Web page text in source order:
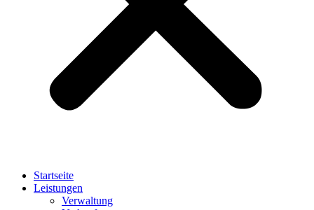
Startseite
Leistungen
Verwaltung